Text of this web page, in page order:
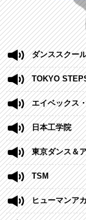
ダンススクー
TOKYO
エイベックス
日本工学院
東京ダンス＆
TSM
ヒューマンア